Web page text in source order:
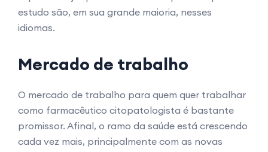
estudo são, em sua grande maioria, nesses
idiomas.
Mercado de trabalho
O mercado de trabalho para quem quer trabalhar
como farmacêutico citopatologista é bastante
promissor. Afinal, o ramo da saúde está crescendo
cada vez mais, principalmente com as novas